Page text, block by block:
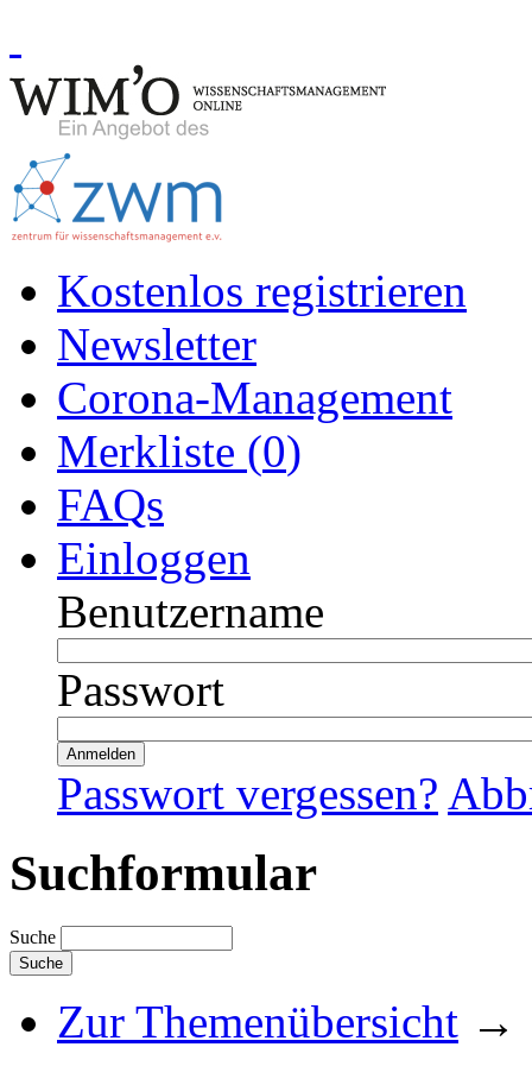
Kostenlos registrieren
Newsletter
Corona-Management
Merkliste (0)
FAQs
Einloggen
Benutzername
Passwort
Passwort vergessen?
Suchformular
Suche
Zur Themenübersicht →